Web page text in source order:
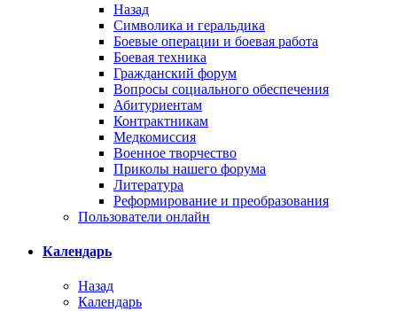
Назад
Символика и геральдика
Боевые операции и боевая работа
Боевая техника
Гражданский форум
Вопросы социального обеспечения
Абитуриентам
Контрактникам
Медкомиссия
Военное творчество
Приколы нашего форума
Литература
Реформирование и преобразования
Пользователи онлайн
Календарь
Назад
Календарь